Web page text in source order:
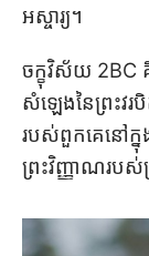
អស្ចារ្យ។
ចក្ខុវិស័យ 2BC
សំឡេងនៃព្រះវ
របស់ពួកគេនៅក្
ព្រះវិញ្ញាណរប